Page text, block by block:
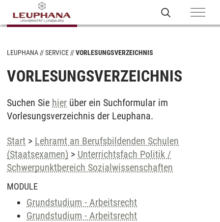
LEUPHANA SERVICE VORLESUNGSVERZEICHNIS
VORLESUNGSVERZEICHNIS
Suchen Sie hier über ein Suchformular im
Vorlesungsverzeichnis der Leuphana.
Start > Lehramt an Berufsbildenden Schulen
(Staatsexamen) > Unterrichtsfach Politik /
Schwerpunktbereich Sozialwissenschaften
MODULE
Grundstudium - Arbeitsrecht
Grundstudium - Arbeitsrecht